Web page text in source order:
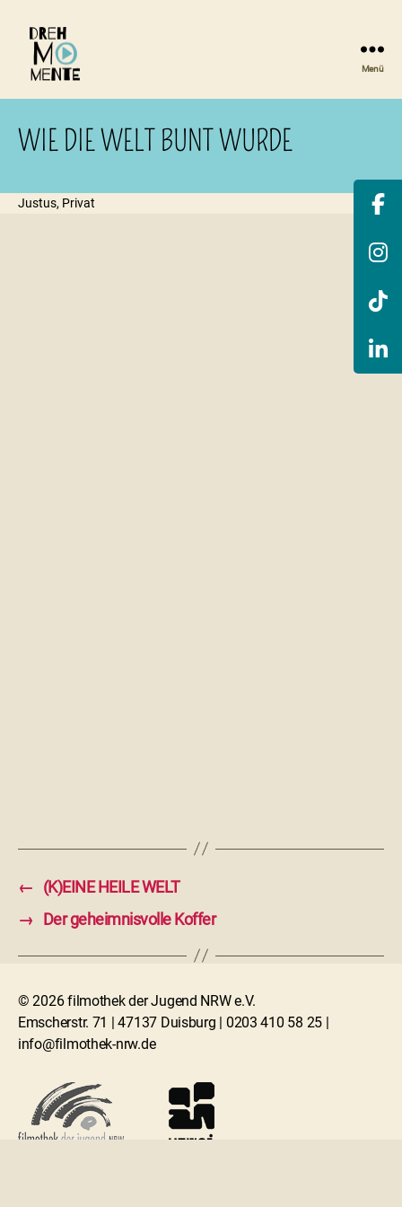
Menü
WIE DIE WELT BUNT WURDE
Justus, Privat
←
(K)EINE HEILE WELT
→
Der geheimnisvolle Koffer
© 2026 filmothek der Jugend NRW e.V.
Emscherstr. 71 | 47137 Duisburg | 0203 410 58 25 |
info@filmothek-nrw.de